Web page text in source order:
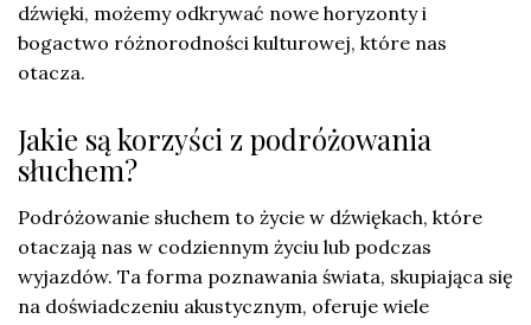
dźwięki, możemy odkrywać nowe horyzonty i
bogactwo różnorodności kulturowej, które nas
otacza.
Jakie są korzyści z podróżowania
słuchem?
Podróżowanie słuchem to życie w dźwiękach, które
otaczają nas w codziennym życiu lub podczas
wyjazdów. Ta forma poznawania świata, skupiająca się
na doświadczeniu akustycznym, oferuje wiele